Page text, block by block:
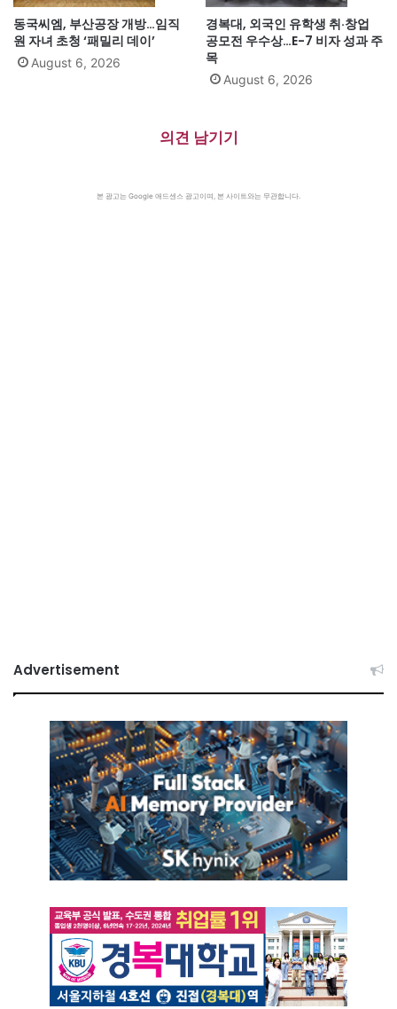
동국씨엠, 부산공장 개방…임직
원 자녀 초청 ‘패밀리 데이’
August 6, 2026
경복대, 외국인 유학생 취·창업
공모전 우수상…E-7 비자 성과 주
목
August 6, 2026
의견 남기기
본 광고는 Google 애드센스 광고이며, 본 사이트와는 무관합니다.
Advertisement